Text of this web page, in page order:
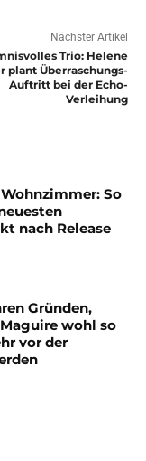
Nächster Artikel
Trio: Helene
plant Überraschungs-
Auftritt bei der Echo-
Verleihung
So
nach Release
Gründen,
wohl so
vor der